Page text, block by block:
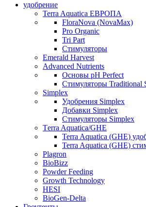
удобрение
Terra Aquatica ЕВРОПА
FloraNova (NovaMax)
Pro Organic
Tri Part
Стимуляторы
Emerald Harvest
Advanced Nutrients
Основы pH Perfect
Стимуляторы Traditional
Simplex
Удобрения Simplex
Добавки Simplex
Стимуляторы Simplex
Тerra Aquatica/GHE
Terra Aquatica (GHE)
Terra Aquatica (GHE)
Plagron
BioBizz
Powder Feeding
Growth Technology
HESI
BioGen-Delta